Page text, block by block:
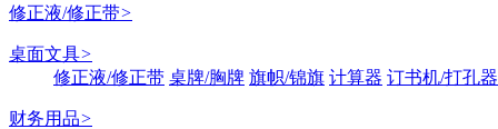
修正液/修正带>
桌面文具>
修正液/修正带 桌牌/胸牌 旗帜/锦旗 计算器 订书机/打孔器
财务用品>